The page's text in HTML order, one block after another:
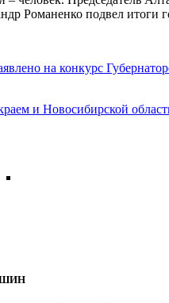
на конкурс
и Новосибирской